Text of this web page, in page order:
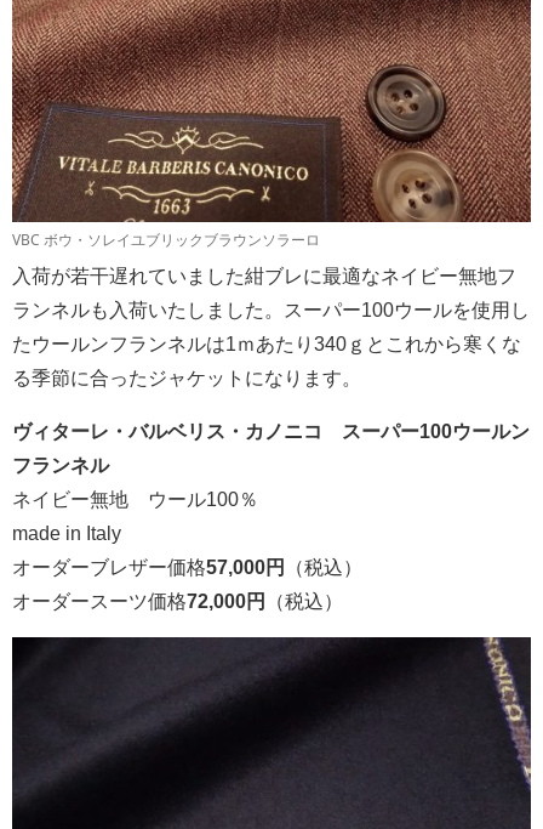
VBC ボウ・ソレイユブリックブラウンソラーロ
入荷が若干遅れていました紺ブレに最適なネイビー無地フ
ランネルも入荷いたしました。スーパー100ウールを使用し
たウールンフランネルは1ｍあたり340ｇとこれから寒くな
る季節に合ったジャケットになります。
ヴィターレ・バルベリス・カノニコ スーパー100ウールン
フランネル
ネイビー無地 ウール100％
made in Italy
オーダーブレザー価格57,000円
（税込）
オーダースーツ価格72,000円 （税込）